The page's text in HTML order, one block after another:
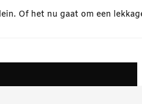
Of het nu gaat om een